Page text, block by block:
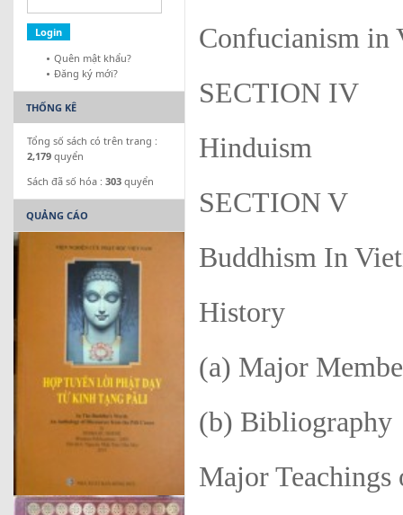
Confucianism in
SECTION IV
Hinduism
SECTION V
Buddhism In
History
(a) Major
(b) Bibliography
Major Teachings
Quên mật khẩu?
Đăng ký mới?
THỐNG KÊ
Tổng số sách có trên trang :
2,179 quyển
Sách đã số hóa : 303 quyển
QUẢNG CÁO